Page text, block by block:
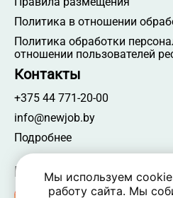
Политика в отношении
Политика обработки
отношении пользователей
Контакты
+375 44 771-20-00
info@newjob.by
Подробнее
Мы в соцсетях
Мы используем
работу сайта. Мы